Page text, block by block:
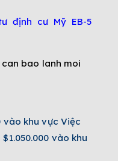
định cư Mỹ EB-5
khu vực Việc
vào khu